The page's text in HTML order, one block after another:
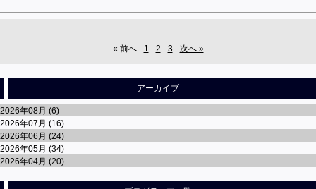
« 前へ 1 2 3 次へ »
アーカイブ
2026年08月 (6)
2026年07月 (16)
2026年06月 (24)
2026年05月 (34)
2026年04月 (20)